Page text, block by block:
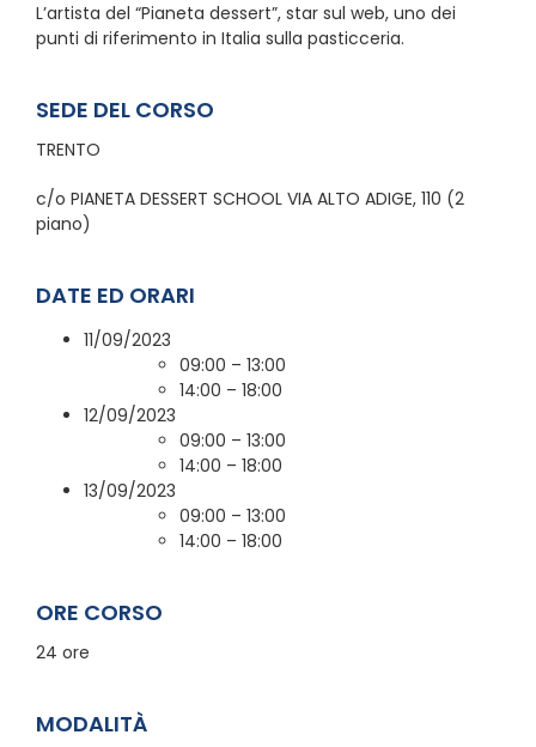
L’artista del “Pianeta dessert”, star sul web, uno dei
punti di riferimento in Italia sulla pasticceria.
SEDE DEL CORSO
TRENTO
c/o PIANETA DESSERT SCHOOL VIA ALTO ADIGE, 110 (2
piano)
DATE ED ORARI
11/09/2023
09:00 – 13:00
14:00 – 18:00
12/09/2023
09:00 – 13:00
14:00 – 18:00
13/09/2023
09:00 – 13:00
14:00 – 18:00
ORE CORSO
24 ore
MODALITÀ